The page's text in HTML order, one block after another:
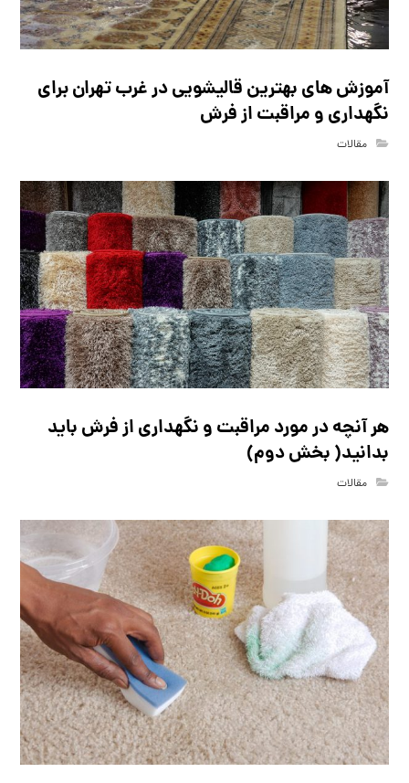
آموزش های بهترین قالیشویی در غرب تهران برای
نگهداری و مراقبت از فرش
مقالات
هر آنچه در مورد مراقبت و نگهداری از فرش باید
بدانید( بخش دوم)
مقالات